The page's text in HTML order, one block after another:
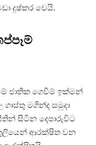
දුෂ්කර වෙයි.
ජාතික ගෙවීම් ඉක්මන්
මගින්ද සමුදා
සිටින දෙපාරුවිට
කුලියෙන් ආරක්ෂිත වන